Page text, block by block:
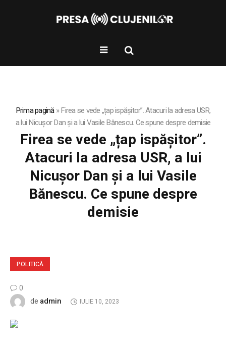
Prima pagină»Firea se vede „țap ispășitor”. Atacuri la adresa USR,
a lui Nicușor Dan și a lui Vasile Bănescu. Ce spune despre demisie
Firea se vede „țap ispășitor”.
Atacuri la adresa USR, a lui
Nicușor Dan și a lui Vasile
Bănescu. Ce spune despre
demisie
POLITICĂ
0
de admin IULIE 10, 2023